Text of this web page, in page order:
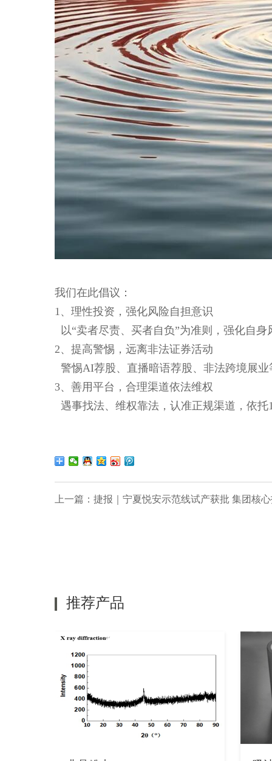
我们在此倡议：
1、理性投资，强化风险自担意识
以“卖者尽责、买者自负”为准则，强化自
2、提高警惕，远离非法证券活动
警惕AI荐股、直播暗语荐股、非法跨境展
3、善用平台，合理渠道依法维权
遇事找法、维权靠法，认准正规渠道，依
上一篇： 捷报｜宁夏悦安示范线试产获批 集团核
推荐产品